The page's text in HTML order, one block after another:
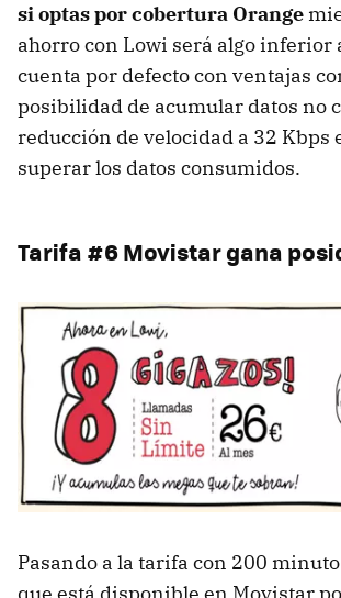
si optas por cobertura Orange
ahorro con Lowi será algo inferior
cuenta por defecto con ventajas
posibilidad de acumular datos no
reducción de velocidad a 32 Kbps
superar los datos consumidos.
Tarifa #6 Movistar gana
Pasando a la tarifa con 200